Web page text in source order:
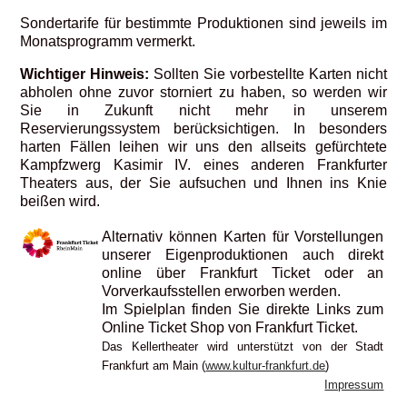
Sondertarife für bestimmte Produktionen sind jeweils im
Monatsprogramm vermerkt.
Wichtiger Hinweis: Sollten Sie vorbestellte Karten nicht
abholen ohne zuvor storniert zu haben, so werden wir
Sie in Zukunft nicht mehr in unserem
Reservierungssystem berücksichtigen. In besonders
harten Fällen leihen wir uns den allseits gefürchtete
Kampfzwerg Kasimir IV. eines anderen Frankfurter
Theaters aus, der Sie aufsuchen und Ihnen ins Knie
beißen wird.
Alternativ können Karten für Vorstellungen
unserer Eigenproduktionen auch direkt
online über Frankfurt Ticket oder an
Vorverkaufsstellen erworben werden.
Im Spielplan finden Sie direkte Links zum
Online Ticket Shop von Frankfurt Ticket.
Das Kellertheater wird unterstützt von der Stadt
Frankfurt am Main (www.kultur-frankfurt.de)
Impressum